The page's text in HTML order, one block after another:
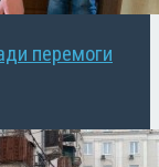
перемоги